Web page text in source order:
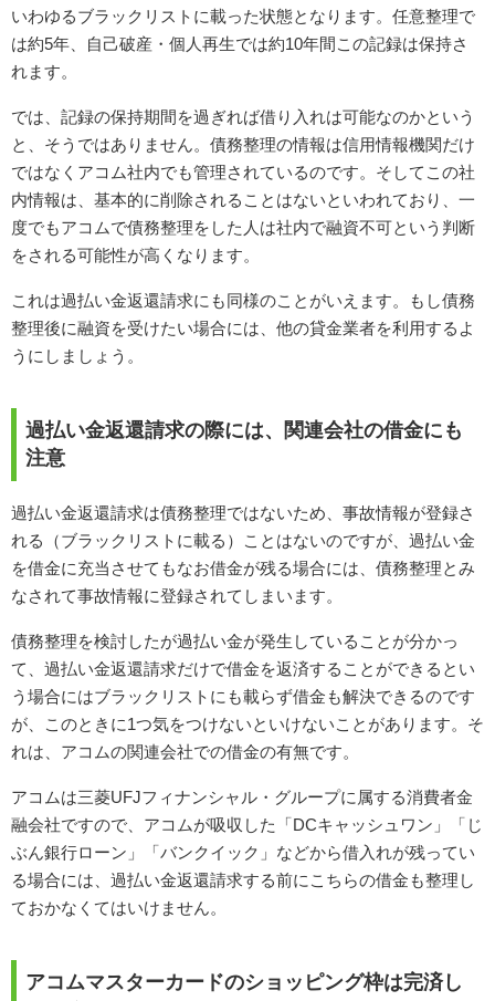
いわゆるブラックリストに載った状態となります。任意整理で
は約5年、自己破産・個人再生では約10年間この記録は保持さ
れます。
では、記録の保持期間を過ぎれば借り入れは可能なのかという
と、そうではありません。債務整理の情報は信用情報機関だけ
ではなくアコム社内でも管理されているのです。そしてこの社
内情報は、基本的に削除されることはないといわれており、一
度でもアコムで債務整理をした人は社内で融資不可という判断
をされる可能性が高くなります。
これは過払い金返還請求にも同様のことがいえます。もし債務
整理後に融資を受けたい場合には、他の貸金業者を利用するよ
うにしましょう。
過払い金返還請求の際には、関連会社の借金にも
注意
過払い金返還請求は債務整理ではないため、事故情報が登録さ
れる（ブラックリストに載る）ことはないのですが、過払い金
を借金に充当させてもなお借金が残る場合には、債務整理とみ
なされて事故情報に登録されてしまいます。
債務整理を検討したが過払い金が発生していることが分かっ
て、過払い金返還請求だけで借金を返済することができるとい
う場合にはブラックリストにも載らず借金も解決できるのです
が、このときに1つ気をつけないといけないことがあります。そ
れは、アコムの関連会社での借金の有無です。
アコムは三菱UFJフィナンシャル・グループに属する消費者金
融会社ですので、アコムが吸収した「DCキャッシュワン」「じ
ぶん銀行ローン」「バンクイック」などから借入れが残ってい
る場合には、過払い金返還請求する前にこちらの借金も整理し
ておかなくてはいけません。
アコムマスターカードのショッピング枠は完済し